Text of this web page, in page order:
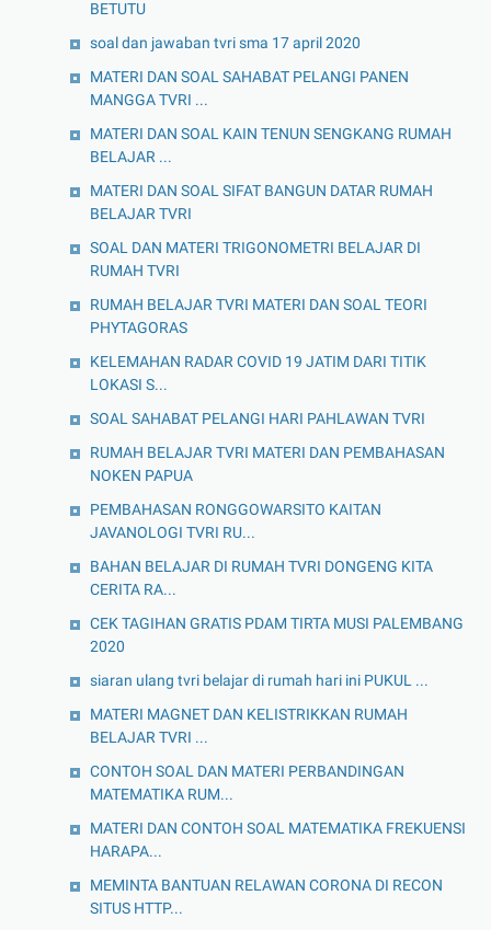
BETUTU
soal dan jawaban tvri sma 17 april 2020
MATERI DAN SOAL SAHABAT PELANGI PANEN
MANGGA TVRI ...
MATERI DAN SOAL KAIN TENUN SENGKANG RUMAH
BELAJAR ...
MATERI DAN SOAL SIFAT BANGUN DATAR RUMAH
BELAJAR TVRI
SOAL DAN MATERI TRIGONOMETRI BELAJAR DI
RUMAH TVRI
RUMAH BELAJAR TVRI MATERI DAN SOAL TEORI
PHYTAGORAS
KELEMAHAN RADAR COVID 19 JATIM DARI TITIK
LOKASI S...
SOAL SAHABAT PELANGI HARI PAHLAWAN TVRI
RUMAH BELAJAR TVRI MATERI DAN PEMBAHASAN
NOKEN PAPUA
PEMBAHASAN RONGGOWARSITO KAITAN
JAVANOLOGI TVRI RU...
BAHAN BELAJAR DI RUMAH TVRI DONGENG KITA
CERITA RA...
CEK TAGIHAN GRATIS PDAM TIRTA MUSI PALEMBANG
2020
siaran ulang tvri belajar di rumah hari ini PUKUL ...
MATERI MAGNET DAN KELISTRIKKAN RUMAH
BELAJAR TVRI ...
CONTOH SOAL DAN MATERI PERBANDINGAN
MATEMATIKA RUM...
MATERI DAN CONTOH SOAL MATEMATIKA FREKUENSI
HARAPA...
MEMINTA BANTUAN RELAWAN CORONA DI RECON
SITUS HTTP...